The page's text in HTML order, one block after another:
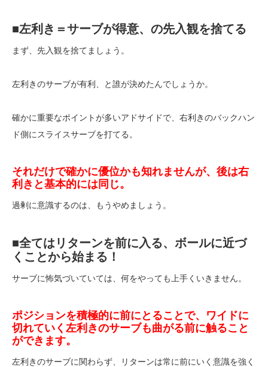
■左利き＝サーブが得意、の先入観を捨てる
まず、先入観を捨てましょう。
左利きのサーブが有利、と誰が決めたんでしょうか。
確かに重要なポイントが多いアドサイドで、右利きのバックハン
ド側にスライスサーブを打てる。
それだけで確かに優位かも知れませんが、後は右
利きと基本的には同じ。
過剰に意識するのは、もうやめましょう。
■全てはリターンを前に入る、ボールに近づ
くことから始まる！
サーブに怖気づいていては、何をやっても上手くいきません。
ポジションを積極的に前にとることで、ワイドに
切れていく左利きのサーブも曲がる前に触ること
ができます。
左利きのサーブに関わらず、リターンは常に前にいく意識を強く